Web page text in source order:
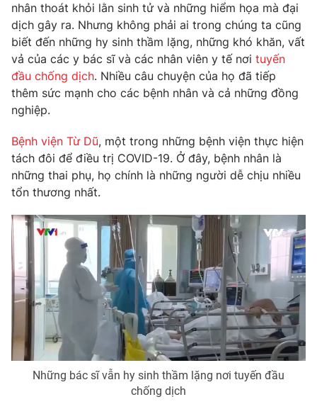
Tin tức
Thế giới đó đây
Câu chuyện quốc tế
Kinh tế
Tài chính
Thị trường
Góc doanh nghiệp
Dữ liệu và đời sống
Truyền hình
Hậu trường
Nhân vật
Khán giả
Giải sao mai
Giải trí
Điện ảnh
Âm nhạc
Sao
Đời sống
Du lịch
Làm đẹp
Chất lượng cuộc sống
Giáo dục
Tuyển sinh
Học trực tuyến
Công nghệ
Hitech Công nghệ tương lai
Sản phẩm
Thị trường
Tư vấn
Giao lưu trực tuyến
Lịch phát sóng
nhân thoát khỏi lằn sinh tử và những hiểm họa mà đại
dịch gây ra. Nhưng không phải ai trong chúng ta cũng
biết đến những hy sinh thầm lặng, những khó khăn, vất
vả của các y bác sĩ và các nhân viên y tế nơi tuyến
đầu chống dịch. Nhiều câu chuyện của họ đã tiếp
thêm sức mạnh cho các bệnh nhân và cả những đồng
nghiệp.
Bệnh viện Từ Dũ, một trong những bệnh viện thực hiện
tách đôi để điều trị COVID-19. Ở đây, bệnh nhân là
những thai phụ, họ chính là những người dễ chịu nhiều
tổn thương nhất.
Những bác sĩ vẫn hy sinh thầm lặng nơi tuyến đầu
chống dịch